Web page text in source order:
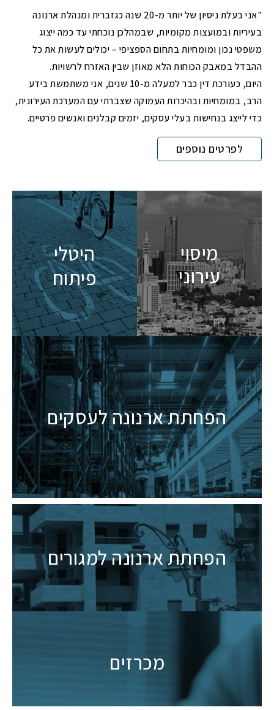
"אני בעלת ניסיון של יותר מ-20 שנה כגזברית ומנהלת ארנונה
בעיריות ובמועצות מקומיות, שבמהלכן נוכחתי עד כמה ייצוג
משפטי נכון ומומחיות בתחום הספציפי – יכולים לעשות את כל
ההבדל במאבק הכוחות הלא מאוזן שבין האזרח לרשויות.
היום, כעורכת דין כבר למעלה מ-10 שנים, אני משתמשת בידע
הרב, במומחיות ובהיכרות העמוקה שצברתי עם המערכת העירונית,
כדי לייצג בנחישות בעלי עסקים, יזמים קבלנים ואנשים פרטיים.
לפרטים נוספים
מיסוי
עירוני
היטלי
פיתוח
הפחתת ארנונה לעסקים
הפחתת ארנונה למגורים
מכרזים